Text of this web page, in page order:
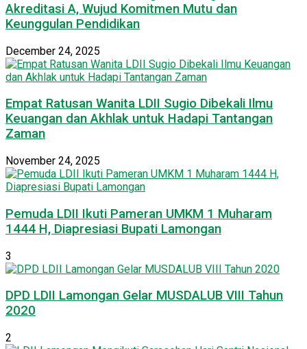
Akreditasi A, Wujud Komitmen Mutu dan
Keunggulan Pendidikan
December 24, 2025
Empat Ratusan Wanita LDII Sugio Dibekali Ilmu
Keuangan dan Akhlak untuk Hadapi Tantangan
Zaman
November 24, 2025
Pemuda LDII Ikuti Pameran UMKM 1 Muharam
1444 H, Diapresiasi Bupati Lamongan
3
DPD LDII Lamongan Gelar MUSDALUB VIII Tahun
2020
2